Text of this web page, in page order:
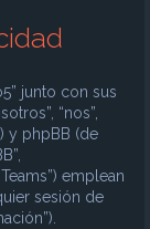
junto con sus
“nos”,
y phpBB (de
emplean
sesión de